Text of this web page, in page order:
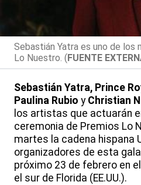
Sebastián Yatra es uno de los
Lo Nuestro. (FUENTE
Sebastián Yatra, Prince
Paulina Rubio y Christian
los artistas que actuarán
ceremonia de Premios Lo
martes la cadena hispana
organizadores de esta
próximo 23 de febrero en
el sur de Florida (EE.UU.).